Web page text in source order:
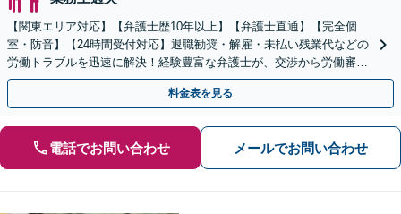
【関東エリア対応】【弁護士歴10年以上】【弁護士直通】【完全個
室・防音】【24時間受付対応】退職勧奨・解雇・未払い残業代などの
労働トラブルを迅速に解決！経験豊富な弁護士が、交渉から労働審判
まで一貫して対応いたします【オンライン相談可】
料金表を見る
電話でお問い合わせ メールでお問い合わせ